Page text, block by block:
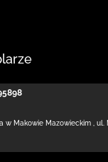
w Makowie Mazowieckim ul.